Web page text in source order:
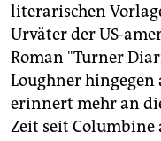
literarischen
Urväter der US-
Roman "Turner
Loughner hingegen
erinnert mehr an
Zeit seit Columbine